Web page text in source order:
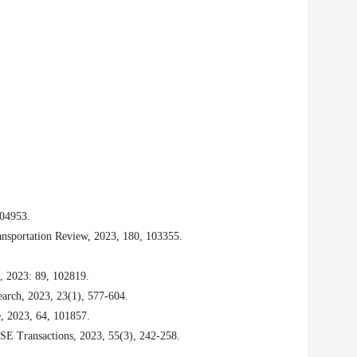
Review, 2023, 180, 103355.
2023: 89, 102819.
2023, 23(1), 577-604.
2023, 64, 101857.
Transactions, 2023, 55(3), 242-258.